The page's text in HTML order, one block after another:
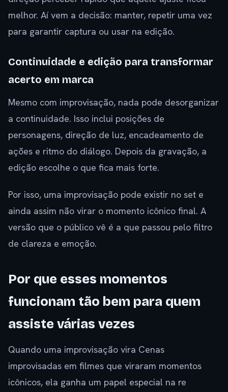
melhor. Aí vem a decisão: manter, repetir uma vez
para garantir captura ou usar na edição.
Continuidade e edição para transformar
acerto em marca
Mesmo com improvisação, nada pode desorganizar
a continuidade. Isso inclui posições de
personagens, direção de luz, encadeamento de
ações e ritmo do diálogo. Depois da gravação, a
edição escolhe o que fica mais forte.
Por isso, uma improvisação pode existir no set e
ainda assim não virar o momento icônico final. A
versão que o público vê é a que passou pelo filtro
de clareza e emoção.
Por que esses momentos
funcionam tão bem para quem
assiste várias vezes
Quando uma improvisação vira Cenas
improvisadas em filmes que viraram momentos
icônicos, ela ganha um papel especial na re